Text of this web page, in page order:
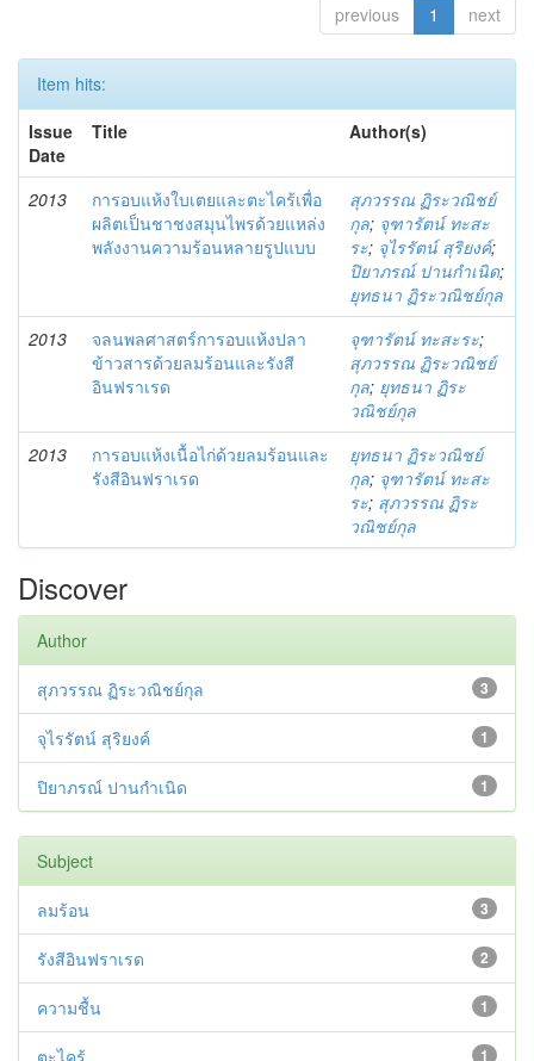
previous 1 next
Item hits:
Issue
Date
Title Author(s)
2013
การอบแห้งใบเตยและตะไคร้เพื่อ
ผลิตเป็นชาชงสมุนไพรด้วยแหล่ง
พลังงานความร้อนหลายรูปแบบ
สุภวรรณ ฏิระวณิชย์
กุล; จุฑารัตน์ ทะสะ
ระ; จุไรรัตน์ สุริยงค์;
ปิยาภรณ์ ปานกำเนิด;
ยุทธนา ฏิระวณิชย์กุล
2013
จลนพลศาสตร์การอบแห้งปลา
ข้าวสารด้วยลมร้อนและรังสี
อินฟราเรด
จุฑารัตน์ ทะสะระ;
สุภวรรณ ฏิระวณิชย์
กุล; ยุทธนา ฏิระ
วณิชย์กุล
2013
การอบแห้งเนื้อไก่ด้วยลมร้อนและ
รังสีอินฟราเรด
ยุทธนา ฏิระวณิชย์
กุล; จุฑารัตน์ ทะสะ
ระ; สุภวรรณ ฏิระ
วณิชย์กุล
Discover
Author
3
สุภวรรณ ฏิระวณิชย์กุล
1
จุไรรัตน์ สุริยงค์
1
ปิยาภรณ์ ปานกำเนิด
Subject
3
ลมร้อน
2
รังสีอินฟราเรด
1
ความชื้น
1
ตะไคร้